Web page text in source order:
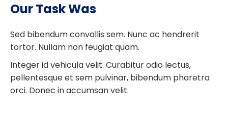
Our Task Was
Sed bibendum convallis sem. Nunc ac hendrerit
tortor. Nullam non feugiat quam.
Integer id vehicula velit. Curabitur odio lectus,
pellentesque et sem pulvinar, bibendum pharetra
orci. Donec in accumsan velit.